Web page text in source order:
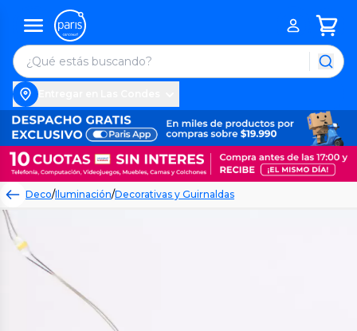
Deco/Iluminación/Decorativas y Guirnaldas